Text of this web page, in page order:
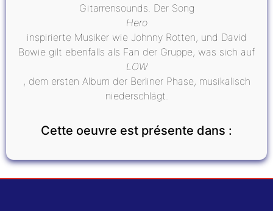
Gitarrensounds. Der Song
Hero
inspirierte Musiker wie Johnny Rotten, und David
Bowie gilt ebenfalls als Fan der Gruppe, was sich auf
LOW
, dem ersten Album der Berliner Phase, musikalisch
niederschlägt.
Cette oeuvre est présente dans :